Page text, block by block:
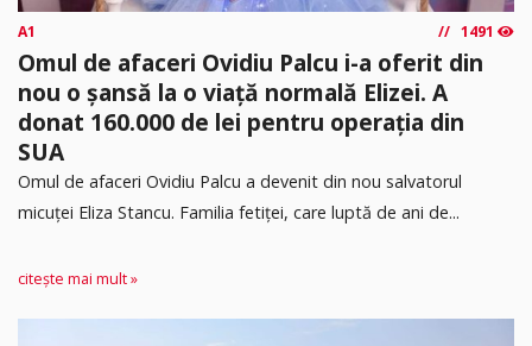
A1 1491
Omul de afaceri Ovidiu Palcu i-a oferit din
nou o șansă la o viață normală Elizei. A
donat 160.000 de lei pentru operația din
SUA
Omul de afaceri Ovidiu Palcu a devenit din nou salvatorul
micuței Eliza Stancu. Familia fetiței, care luptă de ani de...
citește mai mult »